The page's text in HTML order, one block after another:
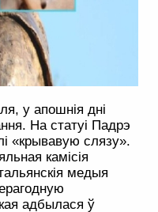
у апошнія дні
На статуі Падрэ
«крывавую слязу».
камісія
медыя
адбылася ў